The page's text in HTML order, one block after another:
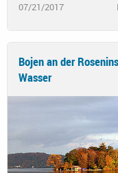
07/21/2017
Bojen an der
Wasser